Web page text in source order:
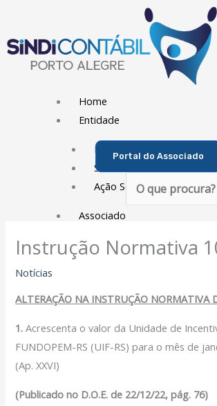
conteúdo
Home
Entidade
Diretoria
Sede Social
Ação Social
Associado
Porque ser um Associado
Dissídios e Convenções
Assessoria Juridica
Portal do Associado
Pesquisar
Instrução Normativa
Notícias
ALTERAÇÃO NA INSTRUÇÃO NORMATIVA
1.Acrescenta o valor da Unidade de
FUNDOPEM-RS (UIF-RS) para o mês de
(Ap. XXVI)
(Publicado no D.O.E. de 22/12/22, pág. 76)